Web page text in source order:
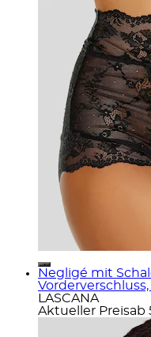
Negligé mit
LASCANA
Aktueller Preisab